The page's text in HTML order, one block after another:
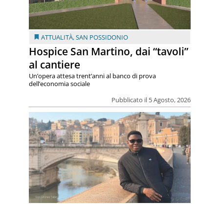
ATTUALITÀ,SAN POSSIDONIO
Hospice San Martino, dai “tavoli”
al cantiere
Pubblicato il 5 Agosto, 2026
Un’opera attesa trent’anni al banco di prova
dell’economia sociale